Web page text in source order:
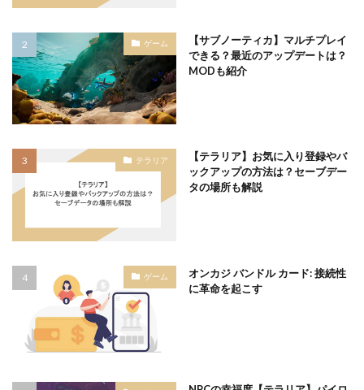
ゲーム
【サブノーティカ】マルチプレイ
できる？最近のアップデートは？
MODも紹介
テラリア
【テラリア】お気に入り登録やバ
ックアップの方法は？セーブデー
タの場所も解説
ゲーム
オンカジ バンドル カード: 接続性
に革命を起こす